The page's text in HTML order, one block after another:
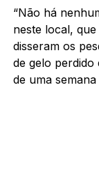
“Não há
neste local, que
disseram os
de gelo perdido
de uma